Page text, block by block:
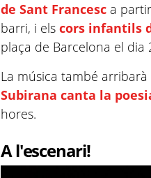
de Sant Francesc a
barri, i elscors infantils
plaça de Barcelona el dia
La música també
Subirana canta la
hores.
A l'escenari!